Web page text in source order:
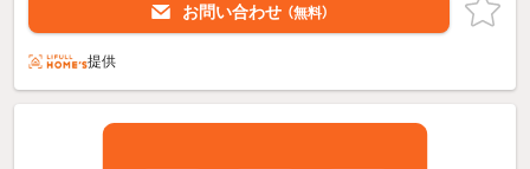
お問い合わせ （無料）
提供